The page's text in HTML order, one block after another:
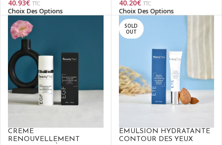
40.93€ TTC
Choix Des Options
40.20€ TTC
Choix Des Options
CRÈME
RENOUVELLEMENT
SOLD
OUT
ÉMULSION HYDRATANTE
CONTOUR DES YEUX